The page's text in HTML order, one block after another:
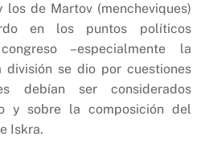
los de Martov (mencheviques)
en los puntos políticos
–especialmente la
división se dio por cuestiones
debían ser considerados
y sobre la composición del
Iskra.